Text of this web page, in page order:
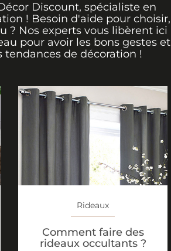
Discount, spécialiste en
! Besoin d'aide pour choisir,
? Nos experts vous libèrent ici
pour avoir les bons gestes et
de décoration !
Rideaux
Comment faire des
rideaux occultants ?